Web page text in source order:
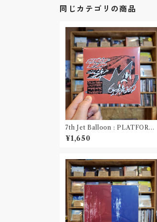
同じカテゴリの商品
7th Jet Balloon : PLATFORM
SPLIT EP(CD)〝長野〟×〝大阪〟
¥1,650